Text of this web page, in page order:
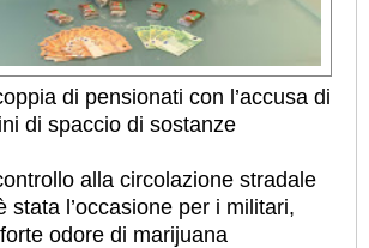
di pensionati con l’accusa di
di spaccio di sostanze
alla circolazione stradale
stata l’occasione per i militari,
odore di marijuana